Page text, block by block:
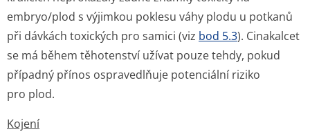
embryo/plod s výjimkou poklesu váhy plodu u potkanů
při dávkách toxických pro samici (viz bod 5.3). Cinakalcet
se má během těhotenství užívat pouze tehdy, pokud
případný přínos ospravedlňuje potenciální riziko
pro plod.
Kojení